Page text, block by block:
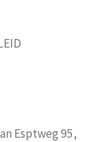
Esptweg 95,